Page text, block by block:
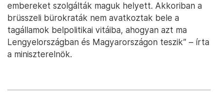
embereket szolgálták maguk helyett. Akkoriban a
brüsszeli bürokraták nem avatkoztak bele a
tagállamok belpolitikai vitáiba, ahogyan azt ma
Lengyelországban és Magyarországon teszik” – írta
a miniszterelnök.